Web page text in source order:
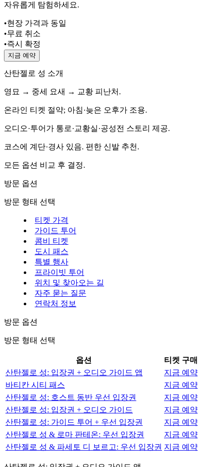
자유롭게 탐험하세요.
•현장 가격과 동일
•무료 취소
•즉시 확정
지금 예약
산탄젤로 성 소개
영묘 → 중세 요새 → 교황 피난처.
온라인 티켓 절약; 아침·늦은 오후가 조용.
오디오·투어가 통로·교황실·공성전 스토리 제공.
코스에 계단·경사 있음. 편한 신발 추천.
모든 옵션 비교 후 결정.
방문 옵션
방문 형태 선택
티켓 가격
가이드 투어
콤비 티켓
도시 패스
특별 행사
프라이빗 투어
위치 및 찾아오는 길
자주 묻는 질문
연락처 정보
방문 옵션
방문 형태 선택
옵션
티켓 구매
산탄젤로 성: 입장권 + 오디오 가이드 앱
지금 예약
바티칸 시티 패스
지금 예약
산탄젤로 성: 호스트 동반 우선 입장권
지금 예약
산탄젤로 성: 입장권 + 오디오 가이드
지금 예약
산탄젤로 성: 가이드 투어 + 우선 입장권
지금 예약
산탄젤로 성 & 로마 판테온: 우선 입장권
지금 예약
산탄젤로 성 & 파세토 디 보르고: 우선 입장권 지금 예약